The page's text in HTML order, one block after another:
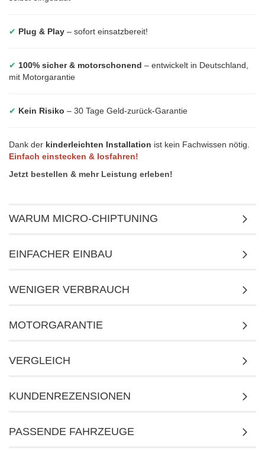
✔ Plug & Play – sofort einsatzbereit!
✔ 100% sicher & motorschonend – entwickelt in Deutschland,
mit Motorgarantie
✔ Kein Risiko – 30 Tage Geld-zurück-Garantie
Dank der kinderleichten Installation ist kein Fachwissen nötig.
Einfach einstecken & losfahren!
Jetzt bestellen & mehr Leistung erleben!
WARUM MICRO-CHIPTUNING
EINFACHER EINBAU
WENIGER VERBRAUCH
MOTORGARANTIE
VERGLEICH
KUNDENREZENSIONEN
PASSENDE FAHRZEUGE